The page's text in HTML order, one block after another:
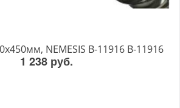
NEMESIS B-11916 B-11916
1 238 руб.